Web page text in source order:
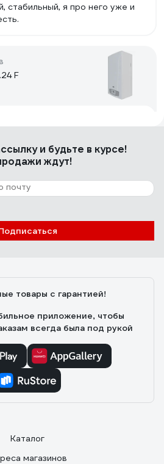
стабильный, я про него уже и
F
24 F
27.10.2016
и будьте в курсе!
ждут!
товары с гарантией!
приложение, чтобы
всегда была под рукой
Каталог
магазинов